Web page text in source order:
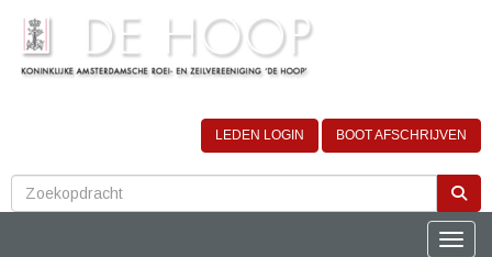
LEDEN LOGIN BOOT AFSCHRIJVEN